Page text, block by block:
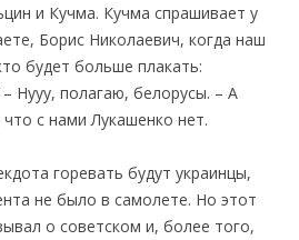
и Кучма. Кучма спрашивает у
Борис Николаевич, когда наш
будет больше плакать:
– Нууу, полагаю, белорусы. – А
с нами Лукашенко нет.
горевать будут украинцы,
не было в самолете. Но этот
о советском и, более того,